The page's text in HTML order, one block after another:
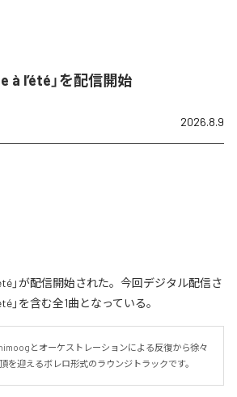
à l’été」を配信開始
2026.8.9
」が配信開始された。今回デジタル配信さ
」を含む全1曲となっている。
とオーケストレーションによる反復から徐々
を迎えるボレロ形式のラウンジトラックです。